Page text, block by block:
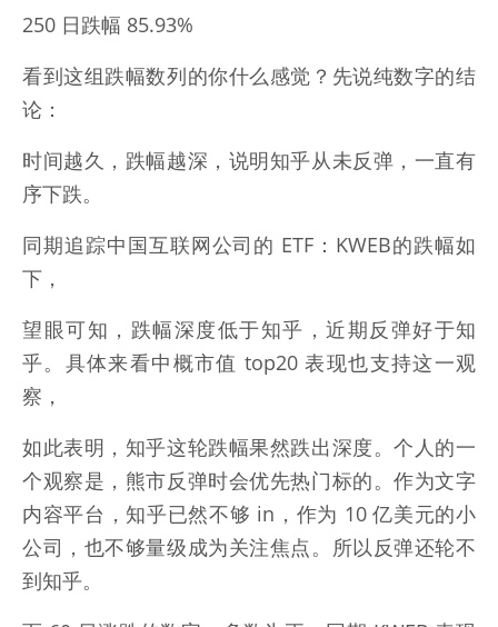
250 日跌幅 85.93%
看到这组跌幅数列的你什么感觉？先说纯数字的结
论：
时间越久，跌幅越深，说明知乎从未反弹，一直有
序下跌。
同期追踪中国互联网公司的 ETF：KWEB的跌幅如
下，
望眼可知，跌幅深度低于知乎，近期反弹好于知
乎。具体来看中概市值 top20 表现也支持这一观
察，
如此表明，知乎这轮跌幅果然跌出深度。个人的一
个观察是，熊市反弹时会优先热门标的。作为文字
内容平台，知乎已然不够 in，作为 10 亿美元的小
公司，也不够量级成为关注焦点。所以反弹还轮不
到知乎。